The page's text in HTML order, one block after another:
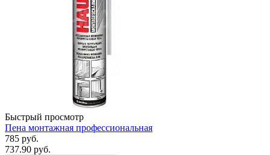
Быстрый просмотр
Пена монтажная профессиональная
785 руб.
737.90 руб.